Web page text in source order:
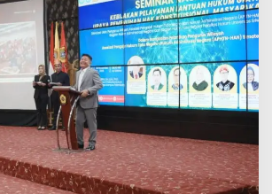
k
a
S
e
m
i
n
a
r
N
a
s